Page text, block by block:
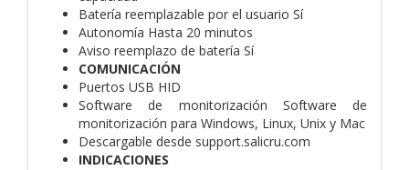
Batería reemplazable por el usuario Sí
Autonomía Hasta 20 minutos
Aviso reemplazo de batería Sí
COMUNICACIÓN
Puertos USB HID
Software de monitorización Software de
monitorización para Windows, Linux, Unix y Mac
Descargable desde support.salicru.com
INDICACIONES